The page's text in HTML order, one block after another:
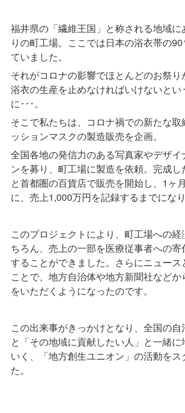
福井県の「繊維王国」と称される地域に
りの町工場。ここでは日本の浴衣帯の
ていました。
それがコロナの影響でほとんどのお祭り
浴衣の生産を止めなければいけないと
に･･･。
そこで私たちは、コロナ禍での新たな取
ッションマスクの製造販売を企画。
全国各地の発信力のある写真家やデザイ
ンを募り、町工場に製造を依頼。完成し
と首都圏の百貨店で販売を開始し、1ヶ
に、売上1,000万円を記録するまでになり
このプロジェクトにより、町工場への経
ちろん、売上の一部を医療従事者への寄
することができました。さらにニュース
ことで、地方自治体や地方新聞社など
をいただくようになったのです。
この出来事がきっかけとなり、全国の
と「その地域に貢献したい人」と一緒に
いく、「地方創生ユニオン」の活動をス
た。